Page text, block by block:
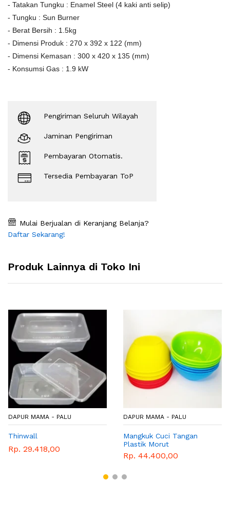
- Tatakan Tungku : Enamel Steel (4 kaki anti selip)
- Tungku : Sun Burner
- Berat Bersih : 1.5kg
- Dimensi Produk : 270 x 392 x 122 (mm)
- Dimensi Kemasan : 300 x 420 x 135 (mm)
- Konsumsi Gas : 1.9 kW
Pengiriman Seluruh Wilayah
Jaminan Pengiriman
Pembayaran Otomatis.
Tersedia Pembayaran ToP
Mulai Berjualan di Keranjang Belanja?
Daftar Sekarang!
Produk Lainnya di Toko Ini
DAPUR MAMA - PALU
Thinwall
Rp. 29.418,00
DAPUR MAMA - PALU
Mangkuk Cuci Tangan
Plastik Morut
Rp. 44.400,00